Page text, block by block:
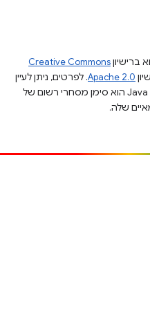
ברישיוןCreative Commons
Apache 2.0. לפרטים, ניתן לעיין
.‏ Java הוא סימן מסחרי רשום של